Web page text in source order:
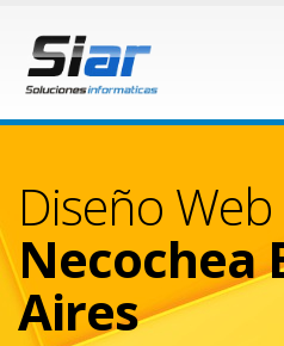
Diseño Web
Necochea
Aires